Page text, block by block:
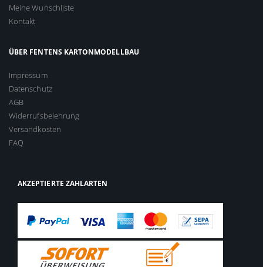
Meine Wunschliste
Kontakt
ÜBER FENTENS KARTONMODELLBAU
Impressum
Datenschutz
AGB
Widerrufsbelehrung
Versandkosten
FAQ
AKZEPTIERTE ZAHLARTEN